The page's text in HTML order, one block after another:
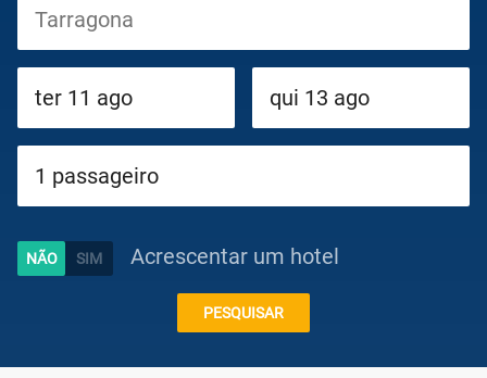
Cruzeiros
Circuitos
Caraíbas
Acrescentar um hotel
PESQUISAR